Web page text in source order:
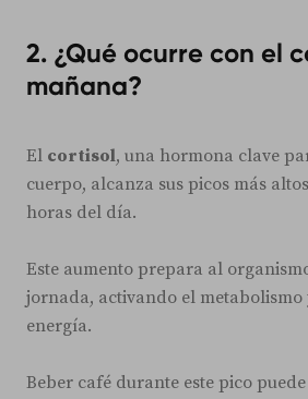
2. ¿Qué ocurre con el
mañana?
El cortisol, una hormona clave
cuerpo, alcanza sus picos más
horas del día.
Este aumento prepara al
jornada, activando el metabolismo
energía.
Beber café durante este pico